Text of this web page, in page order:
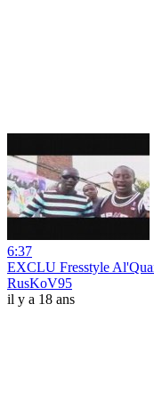
6:37
EXCLU Fresstyle
RusKoV95
il y a 18 ans